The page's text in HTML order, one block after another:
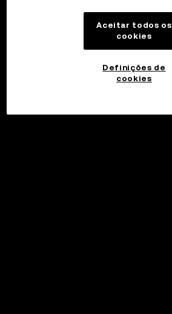
Aceitar todos os
cookies
Definições de
cookies